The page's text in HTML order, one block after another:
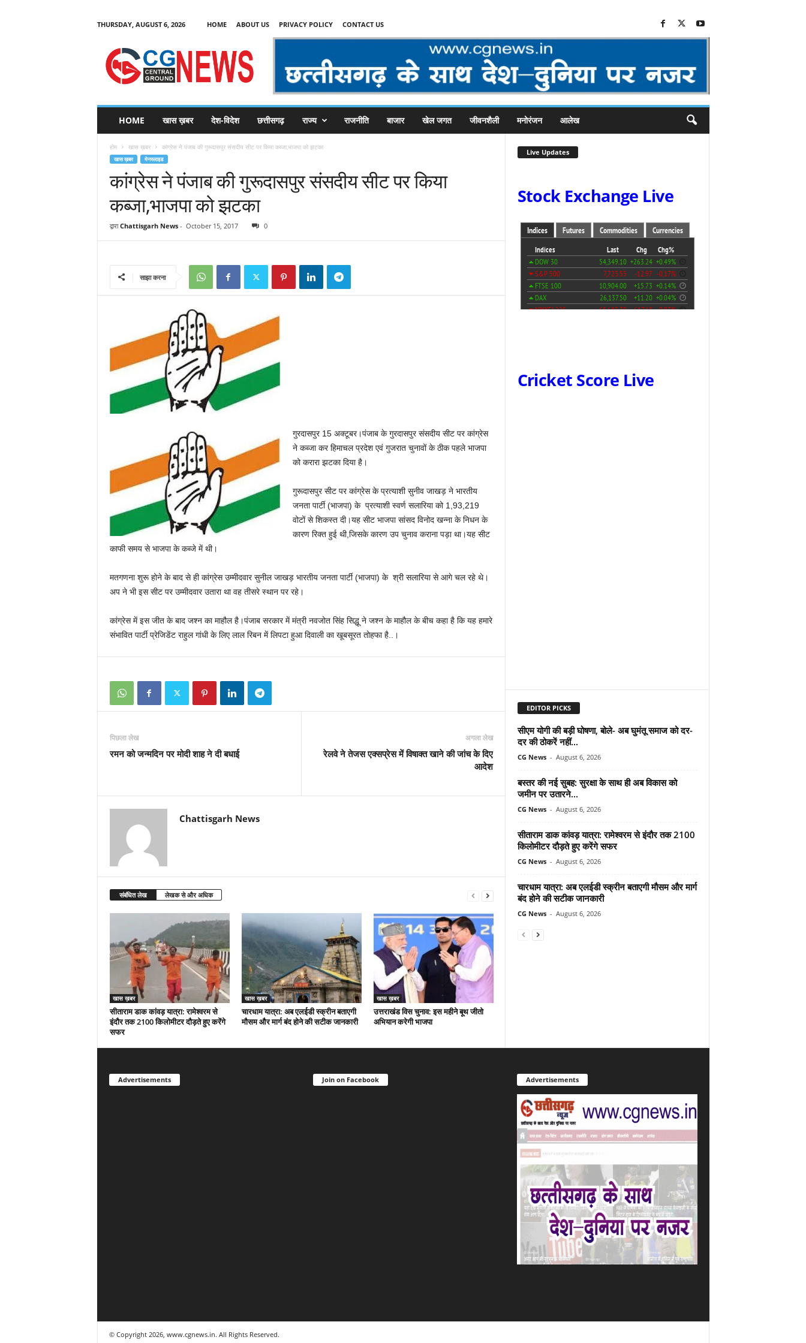
THURSDAY, AUGUST 6, 2026 HOME ABOUT US PRIVACY POLICY CONTACT US
C
HOME खास ख़बर देश-विदेश छत्तीसगढ़ राज्य राजनीति बाजार खेल जगत जीवनशैली मनोरंजन आलेख
होम खास ख़बर कांग्रेस ने पंजाब की गुरूदासपुर संसदीय सीट पर किया कब्जा,भाजपा को झटका
खास ख़बर मेनस्लाइड
कांग्रेस ने पंजाब की गुरूदासपुर संसदीय सीट पर किया
कब्जा,भाजपा को झटका
द्वारा Chattisgarh News- October 15, 2017 0
साझा करना
गुरदासपुर 15 अक्टूबर।पंजाब के गुरदासपुर संसदीय सीट पर कांग्रेस
ने कब्जा कर हिमाचल प्रदेश एवं गुजरात चुनावों के ठीक पहले भाजपा
को करारा झटका दिया है।
गुरूदासपुर सीट पर कांग्रेस के प्रत्याशी सुनीव जाखड़ ने भारतीय
जनता पार्टी (भाजपा) के प्रत्याशी स्वर्ण सलारिया को 1,93,219
वोटों से शिकस्त दी।यह सीट भाजपा सांसद विनोद खन्ना के निधन के
कारण रिक्त हुई थी,जिसके कारण उप चुनाव कराना पड़ा था।यह सीट
काफी समय से भाजपा के कब्जे में थी।
मतगणना शुरू होने के बाद से ही कांग्रेस उम्मीदवार सुनील जाखड़ भारतीय जनता पार्टी (भाजपा) के श्री सलारिया से आगे चल रहे थे।
अप ने भी इस सीट पर उम्मीदवार उतारा था वह तीसरे स्थान पर रहे।
कांग्रेस में इस जीत के बाद जश्न का माहौल है।पंजाब सरकार में मंत्री नवजोत सिंह सिद्धू ने जश्न के माहौल के बीच कहा है कि यह हमारे
संभावित पार्टी प्रेजिडेंट राहुल गांधी के लिए लाल रिबन में लिपटा हुआ दिवाली का खूबसूरत तोहफा है..।
पिछला लेख
रमन को जन्मदिन पर मोदी शाह ने दी बधाई
अगला लेख
रेलवे ने तेजस एक्सप्रेस में विषाक्त खाने की जांच के दिए
आदेश
Chattisgarh News
संबंधित लेख लेखक से और अधिक
खास ख़बर
सीताराम डाक कांवड़ यात्रा: रामेश्वरम से
इंदौर तक 2100 किलोमीटर दौड़ते हुए करेंगे
सफर
खास ख़बर
चारधाम यात्रा: अब एलईडी स्क्रीन बताएगी
मौसम और मार्ग बंद होने की सटीक जानकारी
खास ख़बर
उत्तराखंड विस चुनाव: इस महीने बूथ जीतो
अभियान करेगी भाजपा
Live Updates
Stock Exchange Live
Cricket Score Live
EDITOR PICKS
सीएम योगी की बड़ी घोषणा, बोले- अब घुमंतू समाज को दर-
दर की ठोकरें नहीं...
CG News - August 6, 2026
बस्तर की नई सुबह: सुरक्षा के साथ ही अब विकास को
जमीन पर उतारने...
CG News - August 6, 2026
सीताराम डाक कांवड़ यात्रा: रामेश्वरम से इंदौर तक 2100
किलोमीटर दौड़ते हुए करेंगे सफर
CG News - August 6, 2026
चारधाम यात्रा: अब एलईडी स्क्रीन बताएगी मौसम और मार्ग
बंद होने की सटीक जानकारी
CG News - August 6, 2026
Advertisements Join on Facebook Advertisements
© Copyright 2026, www.cgnews.in. All Rights Reserved.